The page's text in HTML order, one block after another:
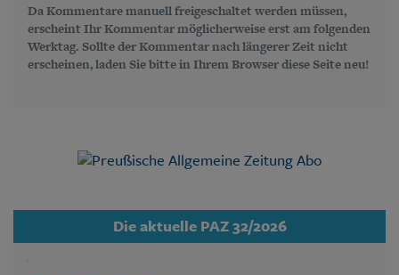
Da Kommentare manuell freigeschaltet werden müssen,
erscheint Ihr Kommentar möglicherweise erst am folgenden
Werktag. Sollte der Kommentar nach längerer Zeit nicht
erscheinen, laden Sie bitte in Ihrem Browser diese Seite neu!
Die aktuelle PAZ 32/2026